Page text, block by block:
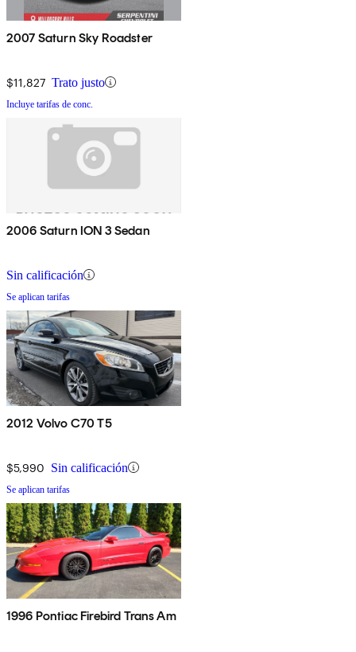
2007 Saturn Sky Roadster
$11,827 Trato justo
Incluye tarifas de conc.
2006 Saturn ION 3 Sedan
Sin calificación
Se aplican tarifas
2012 Volvo C70 T5
$5,990 Sin calificación
Se aplican tarifas
1996 Pontiac Firebird Trans Am